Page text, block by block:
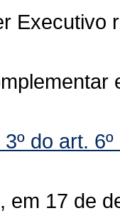
Executivo
3º do art.
em 17 de